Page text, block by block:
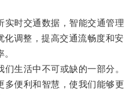
时交通数据，智能交通管理
化调整，提高交通流畅度和安
生活中不可或缺的一部分。
便利和智慧，使我们能够更